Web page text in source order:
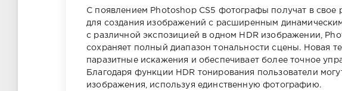
С появлением Photoshop CS5 фотографы получат в
для создания изображений с расширенным
с различной экспозицией в одном HDR изображении,
сохраняет полный диапазон тональности сцены. Новая
паразитные искажения и обеспечивает более точное
Благодаря функции HDR тонирования пользователи
изображения, используя единственную фотографию.